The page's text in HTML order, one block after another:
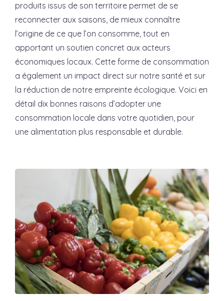
produits issus de son territoire permet de se
reconnecter aux saisons, de mieux connaître
l’origine de ce que l’on consomme, tout en
apportant un soutien concret aux acteurs
économiques locaux. Cette forme de consommation
a également un impact direct sur notre santé et sur
la réduction de notre empreinte écologique. Voici en
détail dix bonnes raisons d’adopter une
consommation locale dans votre quotidien, pour
une alimentation plus responsable et durable.